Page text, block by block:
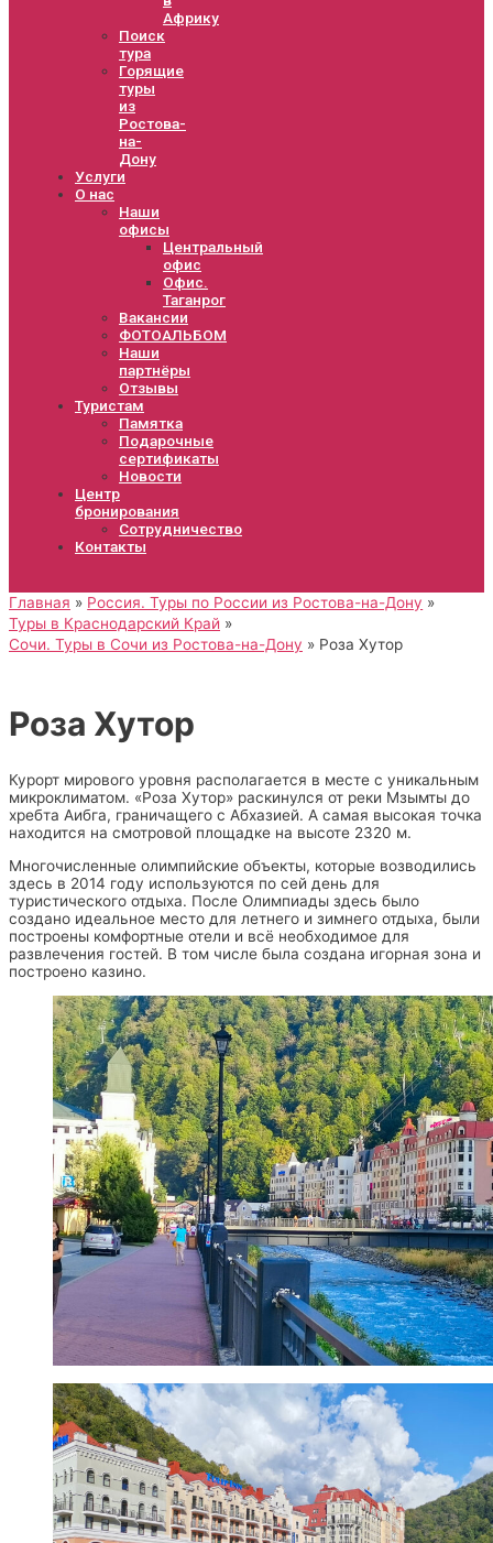
Африку
Поиск
тура
Горящие
туры
из
Ростова-
на-
Дону
Услуги
О нас
Наши
офисы
Центральный
офис
Офис.
Таганрог
Вакансии
ФОТОАЛЬБОМ
Наши
партнёры
Отзывы
Туристам
Памятка
Подарочные
сертификаты
Новости
Центр
бронирования
Сотрудничество
Контакты
Главная
Россия. Туры по России из Ростова-на-Дону
Туры в Краснодарский Край
Сочи. Туры в Сочи из Ростова-на-Дону
Роза Хутор
Роза Хутор
Курорт мирового уровня располагается в месте с уникальным
микроклиматом. «Роза Хутор» раскинулся от реки Мзымты до
хребта Аибга, граничащего с Абхазией. А самая высокая точка
находится на смотровой площадке на высоте 2320 м.
Многочисленные олимпийские объекты, которые возводились
здесь в 2014 году используются по сей день для
туристического отдыха. После Олимпиады здесь было
создано идеальное место для летнего и зимнего отдыха, были
построены комфортные отели и всё необходимое для
развлечения гостей. В том числе была создана игорная зона и
построено казино.